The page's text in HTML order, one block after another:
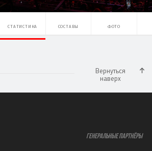
СТАТИСТИКА СОСТАВЫ ФОТО
Вернуться
наверх
ГЕНЕРАЛЬНЫЕ ПАРТНЁРЫ